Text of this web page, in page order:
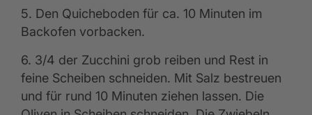
5. Den Quicheboden für ca. 10 Minuten im
Backofen vorbacken.
6. 3/4 der Zucchini grob reiben und Rest in
feine Scheiben schneiden. Mit Salz bestreuen
und für rund 10 Minuten ziehen lassen. Die